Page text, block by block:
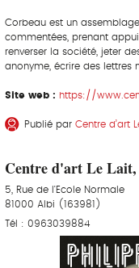
Corbeau est un
commentées, prenant
renverser la société, jeter
anonyme, écrire des lettres
Site web : https://
Publié par Centre d’art
Centre d'art Le Lait,
5, Rue de l'Ecole Normale
81000 Albi (163981)
Tél : 0963039884